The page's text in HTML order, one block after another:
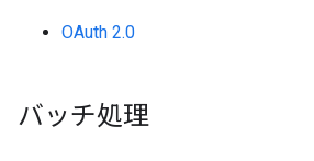
OAuth 2.0
バッチ処理